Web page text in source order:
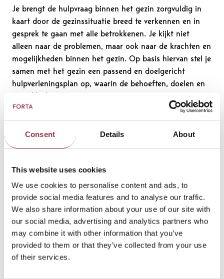
Consent Details About
This website uses cookies
We use cookies to personalise content and ads, to
provide social media features and to analyse our traffic.
We also share information about your use of our site with
our social media, advertising and analytics partners who
may combine it with other information that you’ve
provided to them or that they’ve collected from your use
of their services.
Je brengt de hulpvraag binnen het gezin zorgvuldig in
kaart door de gezinssituatie breed te verkennen en in
gesprek te gaan met alle betrokkenen. Je kijkt niet
alleen naar de problemen, maar ook naar de krachten en
mogelijkheden binnen het gezin. Op basis hiervan stel je
samen met het gezin een passend en doelgericht
hulpverleningsplan op, waarin de behoeften, doelen en
Je voert intake- en vervolggesprekken met
Je analyseert de gezinssituatie en signaleert
Je vertaalt de hulpvraag naar concrete en haalbare
doelen;
Je stemt het hulpverleningsplan af op de
draagkracht en mogelijkheden van het gezin;
Je evalueert en stelt het plan bij waar nodig, in
overleg met het gezin.